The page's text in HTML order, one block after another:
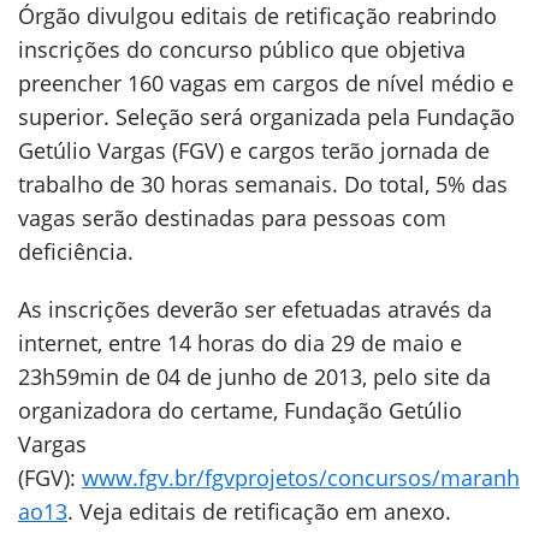
Órgão divulgou editais de retificação reabrindo
inscrições do concurso público que objetiva
preencher 160 vagas em cargos de nível médio e
superior. Seleção será organizada pela Fundação
Getúlio Vargas (FGV) e cargos terão jornada de
trabalho de 30 horas semanais. Do total, 5% das
vagas serão destinadas para pessoas com
deficiência.
As inscrições deverão ser efetuadas através da
internet, entre 14 horas do dia 29 de maio e
23h59min de 04 de junho de 2013, pelo site da
organizadora do certame, Fundação Getúlio
Vargas
(FGV): www.fgv.br/fgvprojetos/concursos/maranh
ao13. Veja editais de retificação em anexo.